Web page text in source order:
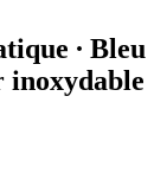
∙ Bleu
inoxydable